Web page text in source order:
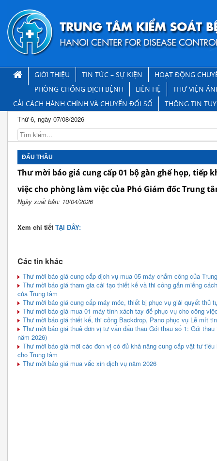
GIỚI THIỆU TIN TỨC – SỰ KIỆN
HOẠT ĐỘNG
PHÒNG CHỐNG DỊCH BỆNH
LIÊN HỆ
THƯ VIỆN
CẢI CÁCH HÀNH CHÍNH VÀ CHUYỂN ĐỔI SỐ
THÔNG TIN
Thứ 6, ngày 07/08/2026
ĐẤU THẦU
Thư mời báo giá cung cấp 01 bộ gàn ghế họp, tiếp
việc cho phòng làm việc của Phó Giám đốc Trung
Ngày xuất bản: 10/04/2026
Xem chi tiết TẠI ĐÂY:
Các tin khác
Thư mời báo giá cung cấp dịch vụ mua 05 máy chấm công của
Thư mời báo giá tham gia cải tạo thiết kế và thi công gắn miếng
của Trung tâm
Thư mời báo giá cung cấp máy móc, thiết bị phục vụ giải quyết thủ
Thư mời báo giá mua 01 máy tính xách tay để phục vụ cho công
Thư mời báo giá thiết kế, thi công Backdrop, Pano phục vụ Lễ mít
Thư mời báo giá thuê đơn vị tư vấn đấu thầu Gói thầu số 1: Gói
năm 2026)
Thư mời báo giá mời các đơn vị có đủ khả năng cung cấp vật tư
cho Trung tâm
Thư mời báo giá mua vắc xin dịch vụ năm 2026